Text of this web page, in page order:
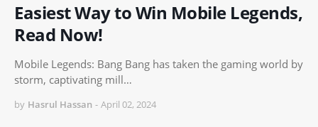
Easiest Way to Win Mobile Legends,
Read Now!
Mobile Legends: Bang Bang has taken the gaming world by
storm, captivating mill…
by Hasrul Hassan - April 02, 2024